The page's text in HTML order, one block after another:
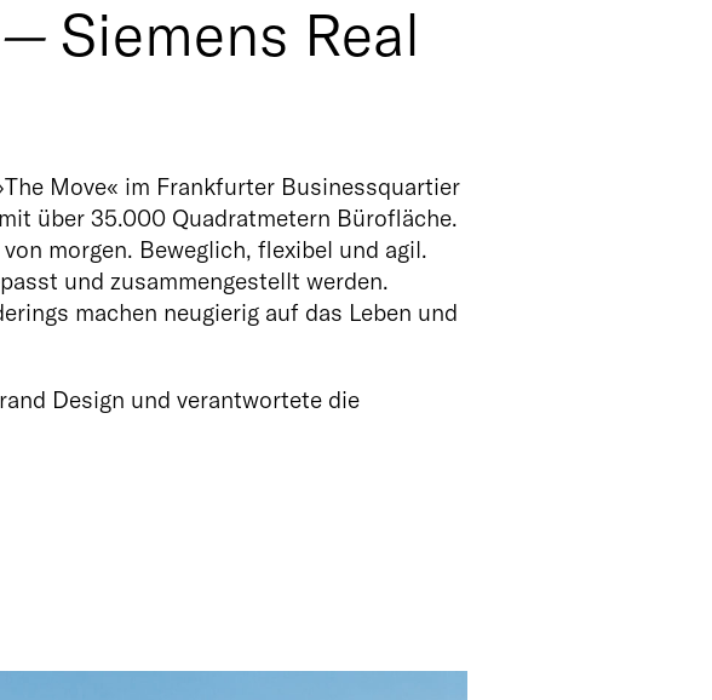
— Siemens Real
Move« im Frankfurter Businessquartier
über 35.000 Quadratmetern Bürofläche.
morgen. Beweglich, flexibel und agil.
und zusammengestellt werden.
machen neugierig auf das Leben und
Design und verantwortete die